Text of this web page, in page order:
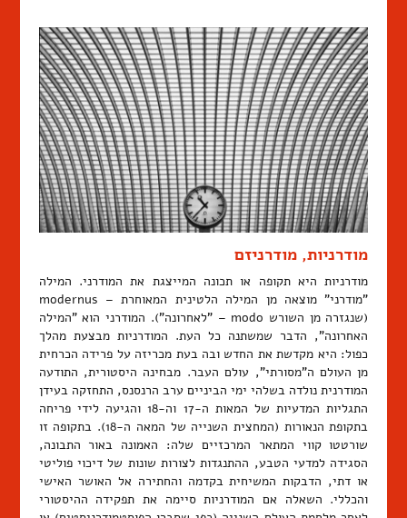
מודרניות, מודרניזם
מודרניות היא תקופה או תכונה המייצגת את המודרני. המילה
"מודרני" מוצאה מן המילה הלטינית המאוחרת – modernus
(שנגזרה מן השורש modo – "לאחרונה"). המודרני הוא "המילה
האחרונה", הדבר שמשתנה כל העת. המודרניות מבצעת מהלך
כפול: היא מקדשת את החדש ובה בעת מכריזה על פרידה הכרחית
מן העולם ה"מסורתי", עולם העבר. מבחינה היסטורית, התודעה
המודרנית נולדה בשלהי ימי הביניים ערב הרנסנס, התחזקה בעידן
התגליות המדעיות של המאות ה-17 וה-18 והגיעה לידי פריחה
בתקופת הנאורות (המחצית השנייה של המאה ה-18). בתקופה זו
שורטטו קווי המתאר המרכזיים שלה: האמונה באור התבונה,
הסגידה למדעי הטבע, ההתנגדות לצורות שונות של דיכוי פוליטי
או דתי, הדבקות המשיחית בקדמה והחתירה אל האושר האישי
והכללי. השאלה אם המודרניות סיימה את תפקידה ההיסטורי